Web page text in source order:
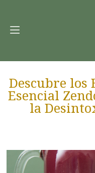
Descubre los
Esencial
la